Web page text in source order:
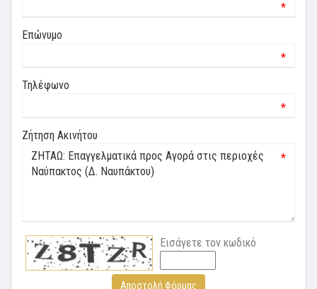
*
Επώνυμο
*
Τηλέφωνο
*
Ζήτηση Ακινήτου
*
Εισάγετε τον κωδικό
Αποστολή Φόρμας